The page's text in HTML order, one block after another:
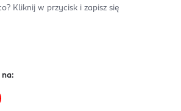
0%
Kliknij w przycisk i zapisz się